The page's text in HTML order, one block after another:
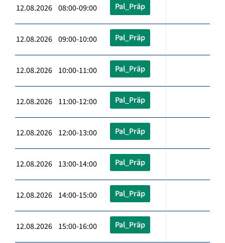
12.08.2026 08:00-09:00 Pal_Präp
12.08.2026 09:00-10:00 Pal_Präp
12.08.2026 10:00-11:00 Pal_Präp
12.08.2026 11:00-12:00 Pal_Präp
12.08.2026 12:00-13:00 Pal_Präp
12.08.2026 13:00-14:00 Pal_Präp
12.08.2026 14:00-15:00 Pal_Präp
12.08.2026 15:00-16:00 Pal_Präp